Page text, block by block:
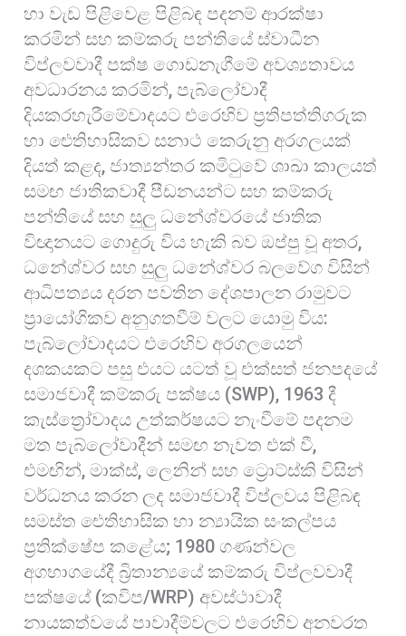
හා වැඩ පිළිවෙළ පිළිබඳ පදනම් ආරක්ෂා
කරමින් සහ කම්කරු පන්තියේ ස්වාධීන
විප්ලවවාදී පක්ෂ ගොඩනැගීමේ අවශ්‍යතාවය
අවධාරනය කරමින්, පැබ්ලෝවාදී
දියකරහැරීමේවාදයට එරෙහිව ප්‍රතිපත්තිගරුක
හා ඓතිහාසිකව සනාථ කෙරුනු අරගලයක්
දියත් කළද, ජාත්‍යන්තර කමිටුවේ ශාඛා කාලයත්
සමඟ ජාතිකවාදී පීඩනයන්ට සහ කම්කරු
පන්තියේ සහ සුලු ධනේශ්වරයේ ජාතික
විඥානයට ගොදුරු විය හැකි බව ඔප්පු වූ අතර,
ධනේශ්වර සහ සුලු ධනේශ්වර බලවේග විසින්
ආධිපත්‍යය දරන පවතින දේශපාලන රාමුවට
ප්‍රායෝගිකව අනුගතවීම් වලට යොමු විය:
පැබ්ලෝවාදයට එරෙහිව අරගලයෙන්
දශකයකට පසු එයට යටත් වූ එක්සත් ජනපදයේ
සමාජවාදී කම්කරු පක්ෂය (SWP), 1963 දී
කැස්ත්‍රෝවාදය උත්කර්ෂයට නැංවීමේ පදනම
මත පැබ්ලෝවාදීන් සමඟ නැවත එක් වී,
එමඟින්, මාක්ස්, ලෙනින් සහ ට්‍රොට්ස්කි විසින්
වර්ධනය කරන ලද සමාජවාදී විප්ලවය පිළිබඳ
සමස්ත ඓතිහාසික හා න්‍යායික සංකල්පය
ප්‍රතික්ෂේප කළේය; 1980 ගණන්වල
අගභාගයේදී බ්‍රිතාන්‍යයේ කම්කරු විප්ලවවාදී
පක්ෂයේ (කවිප/WRP) අවස්ථාවාදී
නායකත්වයේ පාවාදීම්වලට එරෙහිව අනවරත